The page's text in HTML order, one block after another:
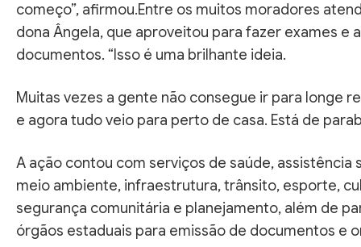
começo”, afirmou.Entre os muitos moradores
dona Ângela, que aproveitou para fazer exames e
documentos. “Isso é uma brilhante ideia.
Muitas vezes a gente não consegue ir para longe
e agora tudo veio para perto de casa. Está de
A ação contou com serviços de saúde, assistência
meio ambiente, infraestrutura, trânsito, esporte,
segurança comunitária e planejamento, além de
órgãos estaduais para emissão de documentos e